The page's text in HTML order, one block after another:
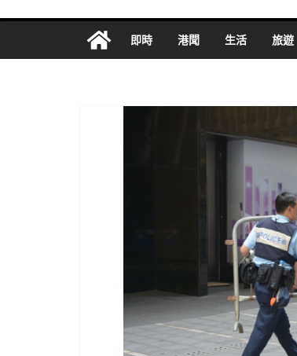
即時 港聞 生活 旅遊